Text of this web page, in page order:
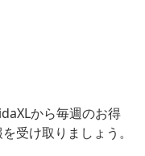
から毎週のお得
受け取りましょう。